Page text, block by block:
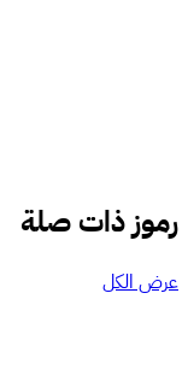
رموز ذات صلة
عرض الكل